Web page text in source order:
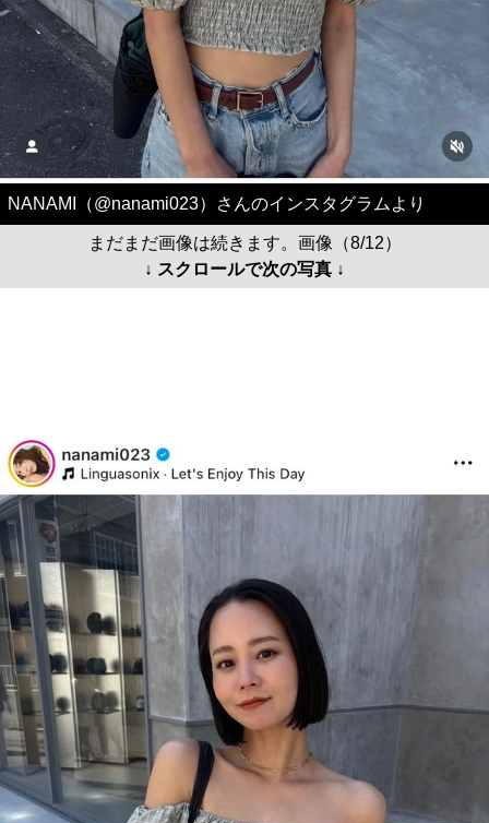
NANAMI（@nanami023）さんのインスタグラムより
まだまだ画像は続きます。画像（8/12）
↓ スクロールで次の写真 ↓